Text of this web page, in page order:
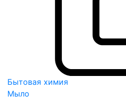
Бытовая химия
Мыло